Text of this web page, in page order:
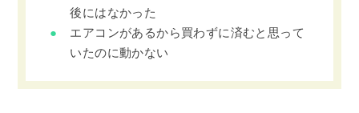
後にはなかった
エアコンがあるから買わずに済むと思って
いたのに動かない